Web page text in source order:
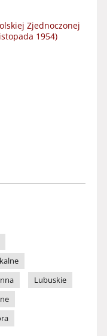
Zjednoczonej
1954)
Lubuskie